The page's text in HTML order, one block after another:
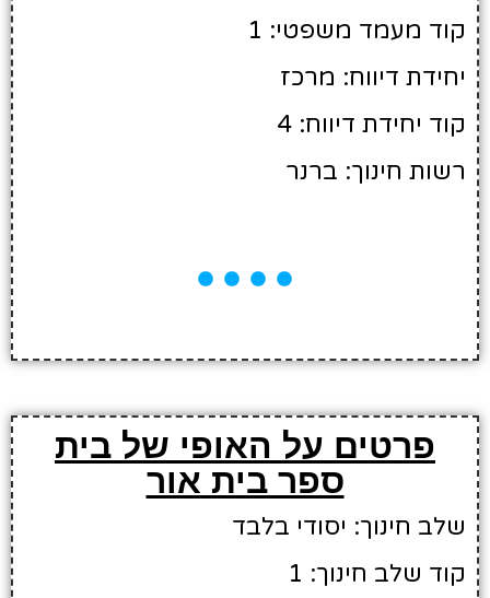
קוד מעמד משפטי: 1
יחידת דיווח: מרכז
קוד יחידת דיווח: 4
רשות חינוך: ברנר
פרטים על האופי של בית
ספר בית אור
שלב חינוך: יסודי בלבד
קוד שלב חינוך: 1